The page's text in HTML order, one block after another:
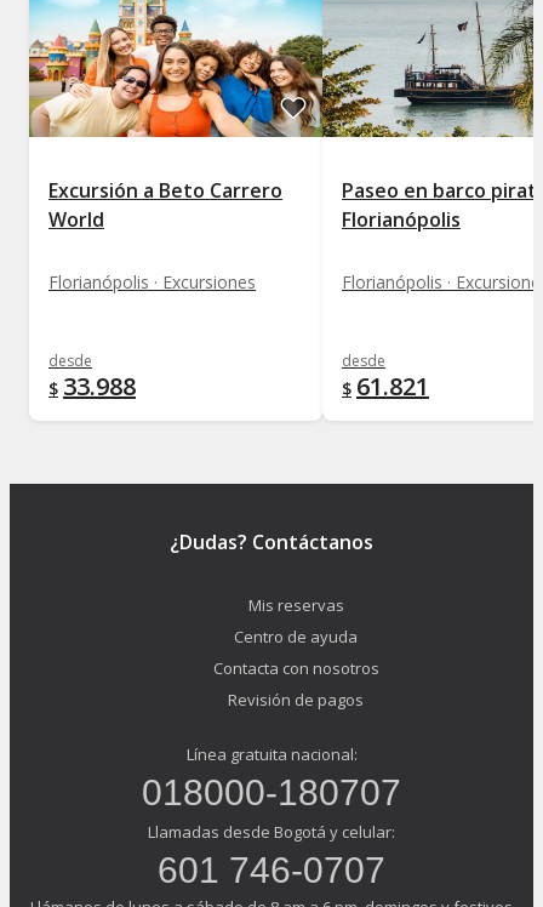
Excursión a Beto Carrero
World
Florianópolis · Excursiones
desde
$ 33.988
Paseo en barco
Florianópolis
Florianópolis ·
desde
$ 61.821
¿Dudas? Contáctanos
Mis reservas
Centro de ayuda
Contacta con nosotros
Revisión de pagos
Línea gratuita nacional:
018000-180707
Llamadas desde Bogotá y celular:
601 746-0707